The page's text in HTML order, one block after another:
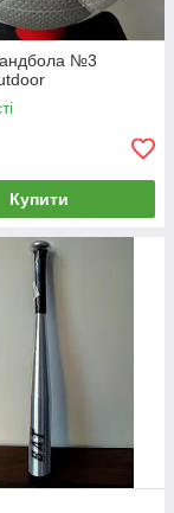
№3
Купити